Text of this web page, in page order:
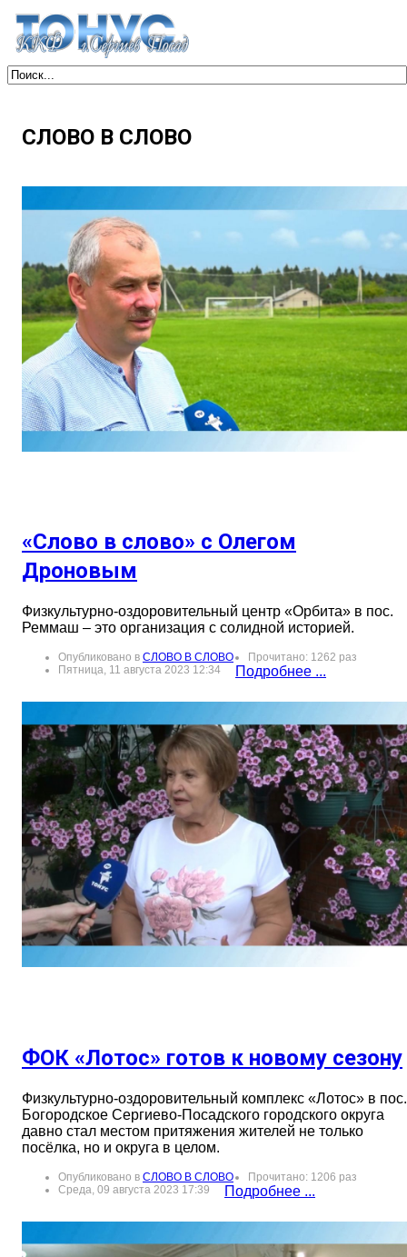
СЛОВО В СЛОВО
«Слово в слово» с Олегом
Дроновым
Физкультурно-оздоровительный центр «Орбита» в пос.
Реммаш – это организация с солидной историей.
Опубликовано в СЛОВО В СЛОВО
Прочитано: 1262 раз
Пятница, 11 августа 2023 12:34
Подробнее ...
ФОК «Лотос» готов к новому сезону
Физкультурно-оздоровительный комплекс «Лотос» в пос.
Богородское Сергиево-Посадского городского округа
давно стал местом притяжения жителей не только
посёлка, но и округа в целом.
Опубликовано в СЛОВО В СЛОВО
Прочитано: 1206 раз
Среда, 09 августа 2023 17:39
Подробнее ...